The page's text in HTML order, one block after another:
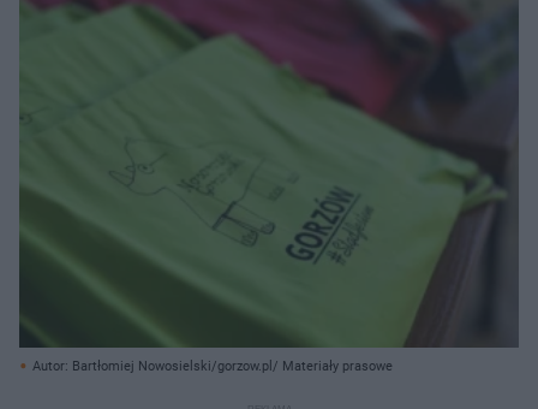
Autor: Bartłomiej Nowosielski/gorzow.pl/ Materiały prasowe